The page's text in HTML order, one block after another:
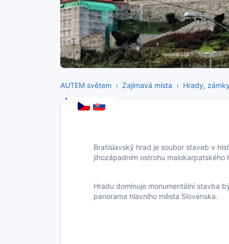
AUTEM světem Zajímavá místa Hrady,
Bratislavský hrad je soubor staveb v
jihozápadním ostrohu
Hradu dominuje monumentální stavba
panorama hlavního města Slovenska.